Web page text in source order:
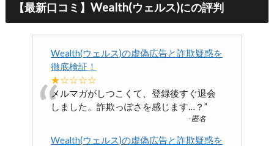
【最新口コミ】Wealth(ウェルス)にの評判
Wealth(ウェルス)の虚偽広告と詐欺疑惑を
徹底検証！
★☆☆☆☆
“メルマガがしつこくて、登録後すぐ退会
しました。詐欺っぽさを感じます…？ ”
-匿名
Wealth(ウェルス)の虚偽広告と詐欺疑惑を